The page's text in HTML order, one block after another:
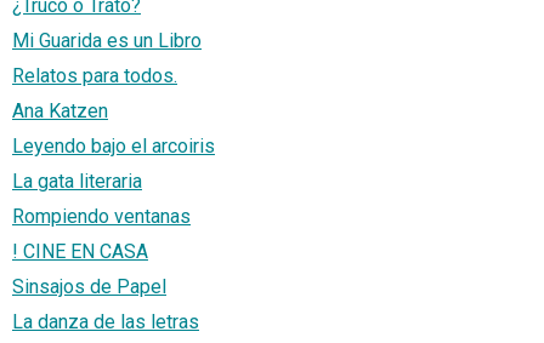
¿Truco o Trato?
Mi Guarida es un Libro
Relatos para todos.
Ana Katzen
Leyendo bajo el arcoiris
La gata literaria
Rompiendo ventanas
! CINE EN CASA
Sinsajos de Papel
La danza de las letras